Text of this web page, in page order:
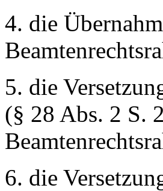
4. die
5. die
(§ 28 Abs. 2 S.
6. die